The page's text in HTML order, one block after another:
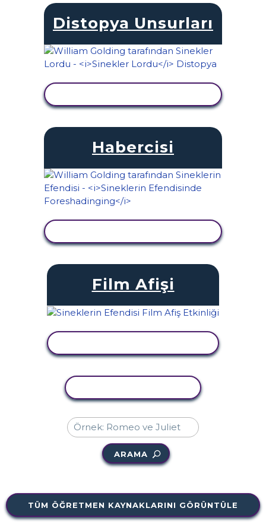
Distopya Unsurları
Habercisi
Film Afişi
ARAMA
TÜM ÖĞRETMEN KAYNAKLARINI GÖRÜNTÜLE